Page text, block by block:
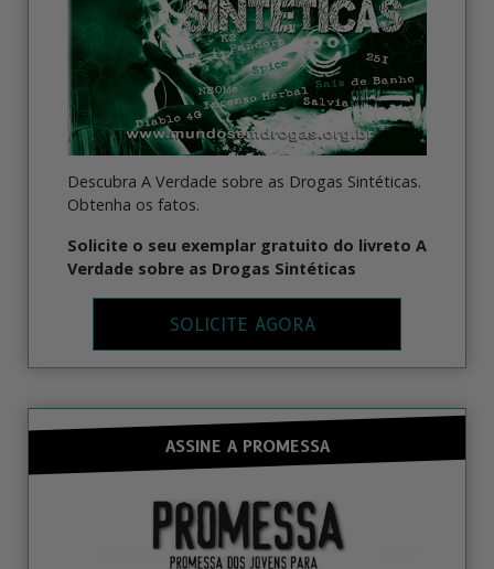
Descubra A Verdade sobre as Drogas Sintéticas.
Obtenha os fatos.
Solicite o seu exemplar gratuito do livreto A
Verdade sobre as Drogas Sintéticas
SOLICITE AGORA
ASSINE A PROMESSA